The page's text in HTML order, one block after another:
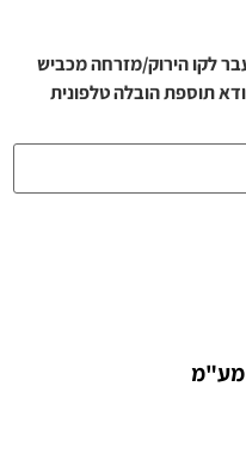
ודרומה/מעבר לקו הירוק/מזרחה מכביש
מע"מ